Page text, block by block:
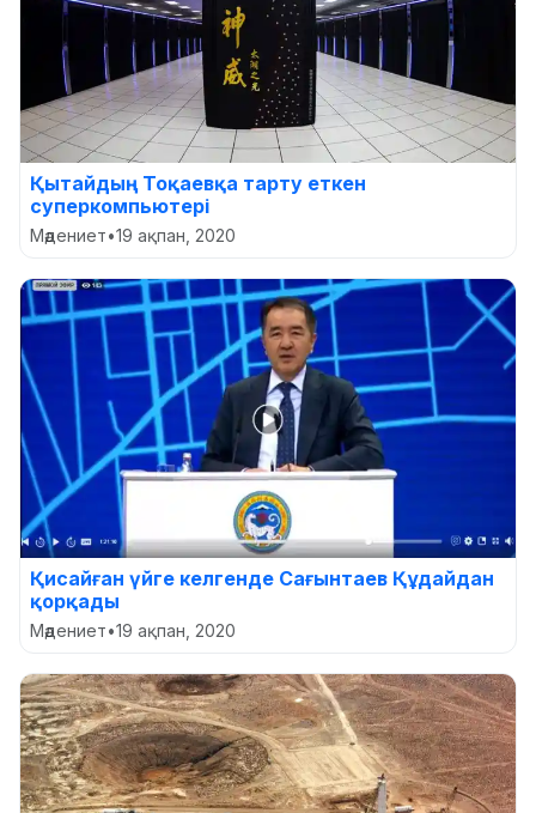
Қытайдың Тоқаевқа тарту еткен
суперкомпьютері
Мәдениет•19 ақпан, 2020
Қисайған үйге келгенде Сағынтаев Құдайдан
қорқады
Мәдениет•19 ақпан, 2020